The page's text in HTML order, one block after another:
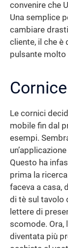
convenire che
Una semplice
cambiare
cliente, il che è
pulsante
Cornice
Le cornici
mobile fin dal
esempi.
Questo ha
prima la
faceva a casa,
di tè sul tavolo
lettere di
scomode. Ora,
diventata più